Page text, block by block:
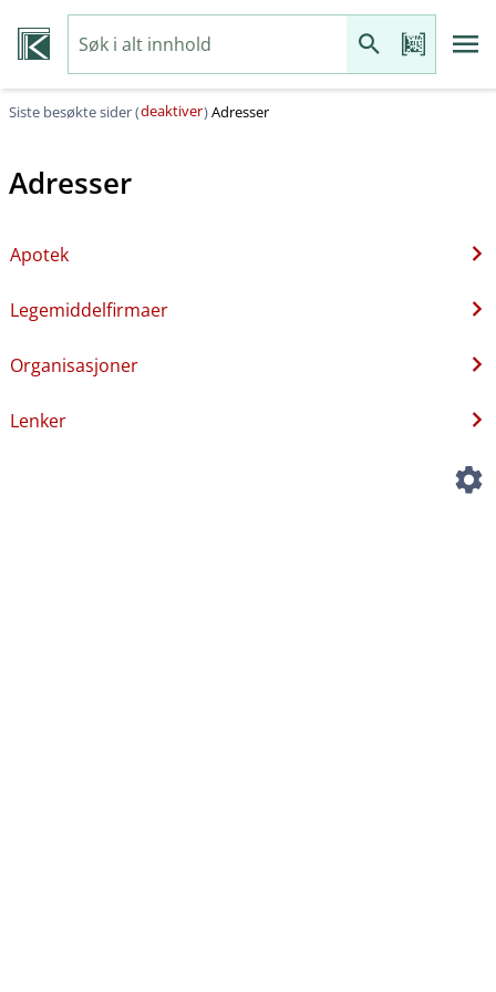
Siste besøkte sider (deaktiver)Adresser
Adresser
Apotek
Legemiddelfirmaer
Organisasjoner
Lenker